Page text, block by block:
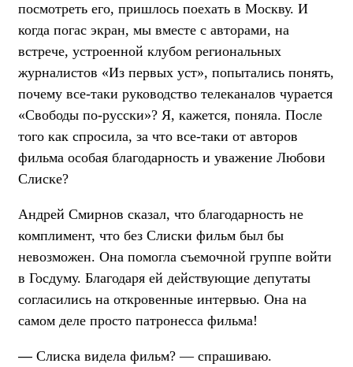
посмотреть его, пришлось поехать в Москву. И
когда погас экран, мы вместе с авторами, на
встрече, устроенной клубом региональных
журналистов «Из первых уст», попытались понять,
почему все-таки руководство телеканалов чурается
«Свободы по-русски»? Я, кажется, поняла. После
того как спросила, за что все-таки от авторов
фильма особая благодарность и уважение Любови
Слиске?
Андрей Смирнов сказал, что благодарность не
комплимент, что без Слиски фильм был бы
невозможен. Она помогла съемочной группе войти
в Госдуму. Благодаря ей действующие депутаты
согласились на откровенные интервью. Она на
самом деле просто патронесса фильма!
— Слиска видела фильм? — спрашиваю.